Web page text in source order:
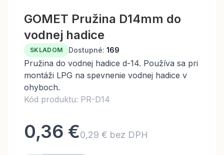
GOMET Pružina D14mm do
vodnej hadice
SKLADOM Dostupné: 169
Pružina do vodnej hadice d-14. Používa sa pri
montáži LPG na spevnenie vodnej hadice v
ohyboch.
Kód produktu: PR-D14
0,36 €0,29 € bez DPH